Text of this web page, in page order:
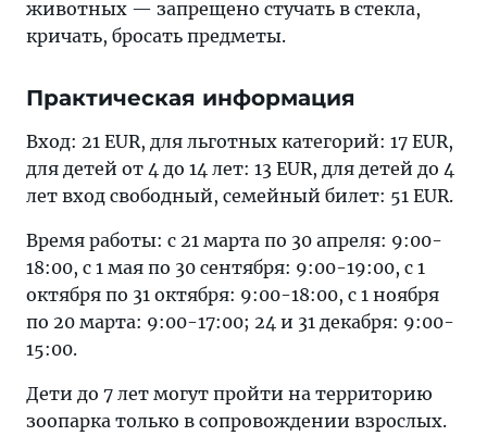
животных — запрещено стучать в стекла,
кричать, бросать предметы.
Практическая информация
Вход: 21 EUR, для льготных категорий: 17 EUR,
для детей от 4 до 14 лет: 13 EUR, для детей до 4
лет вход свободный, семейный билет: 51 EUR.
Время работы: с 21 марта по 30 апреля: 9:00-
18:00, с 1 мая по 30 сентября: 9:00-19:00, с 1
октября по 31 октября: 9:00-18:00, с 1 ноября
по 20 марта: 9:00-17:00; 24 и 31 декабря: 9:00-
15:00.
Дети до 7 лет могут пройти на территорию
зоопарка только в сопровождении взрослых.